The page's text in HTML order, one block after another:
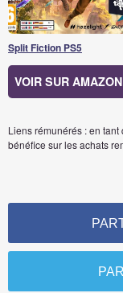
Split Fiction PS5
VOIR SUR AMAZON
Liens rémunérés : en
bénéfice sur les achats